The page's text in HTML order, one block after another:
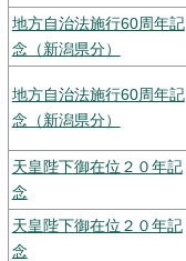
地方自治法施行60周年記
念（新潟県分）
地方自治法施行60周年記
念（新潟県分）
天皇陛下御在位２０年記
念
天皇陛下御在位２０年記
念